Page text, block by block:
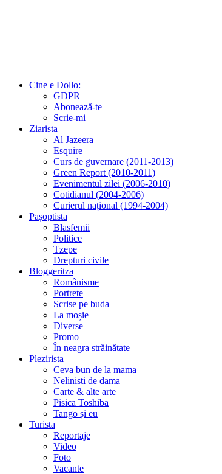
Cine e Dollo:
GDPR
Abonează-te
Scrie-mi
Ziarista
Al Jazeera
Esquire
Curs de guvernare (2011-2013)
Green Report (2010-2011)
Evenimentul zilei (2006-2010)
Cotidianul (2004-2006)
Curierul național (1994-2004)
Pașoptista
Blasfemii
Politice
Tzepe
Drepturi civile
Bloggeritza
Românisme
Portrete
Scrise pe buda
La moșie
Diverse
Promo
În neagra străinătate
Plezirista
Ceva bun de la mama
Nelinisti de dama
Carte & alte arte
Pisica Toshiba
Tango și eu
Turista
Reportaje
Video
Foto
Vacante